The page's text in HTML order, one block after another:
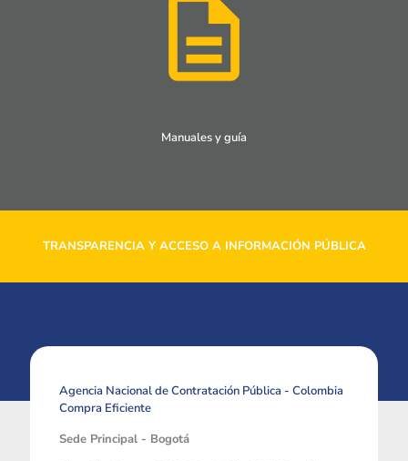
Manuales y guía
TRANSPARENCIA Y ACCESO A INFORMACIÓN PÚBLICA
Agencia Nacional de Contratación Pública - Colombia
Compra Eficiente
Sede Principal - Bogotá